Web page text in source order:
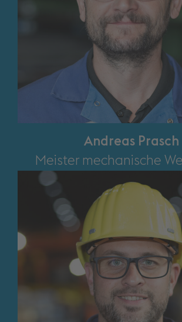
Andreas Prasch
Meister mechanische